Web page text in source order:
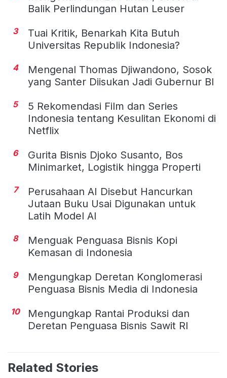
Balik Perlindungan Hutan Leuser
3
Tuai Kritik, Benarkah Kita Butuh
Universitas Republik Indonesia?
4
Mengenal Thomas Djiwandono, Sosok
yang Santer Diisukan Jadi Gubernur BI
5
5 Rekomendasi Film dan Series
Indonesia tentang Kesulitan Ekonomi di
Netflix
6
Gurita Bisnis Djoko Susanto, Bos
Minimarket, Logistik hingga Properti
7
Perusahaan AI Disebut Hancurkan
Jutaan Buku Usai Digunakan untuk
Latih Model AI
8
Menguak Penguasa Bisnis Kopi
Kemasan di Indonesia
9
Mengungkap Deretan Konglomerasi
Penguasa Bisnis Media di Indonesia
10
Mengungkap Rantai Produksi dan
Deretan Penguasa Bisnis Sawit RI
Related Stories